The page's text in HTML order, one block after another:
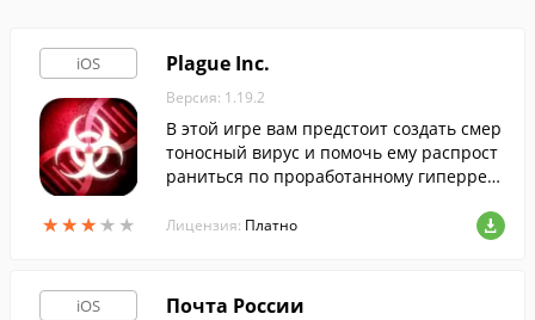
iOS
★★★★ ★
★★★★ ★
Plague Inc.
Версия: 1.19.2
В этой игре вам предстоит создать смер
тоносный вирус и помочь ему распрост
раниться по проработанному гиперреа
Лицензия: Платно
iOS Почта России